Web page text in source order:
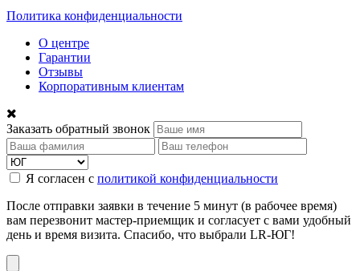
Политика конфиденциальности
О центре
Гарантии
Отзывы
Корпоративным клиентам
Заказать обратный звонок
Я согласен с политикой конфиденциальности
После отправки заявки в течение 5 минут (в рабочее время)
вам перезвонит мастер-приемщик и согласует с вами удобный
день и время визита. Спасибо, что выбрали LR-ЮГ!